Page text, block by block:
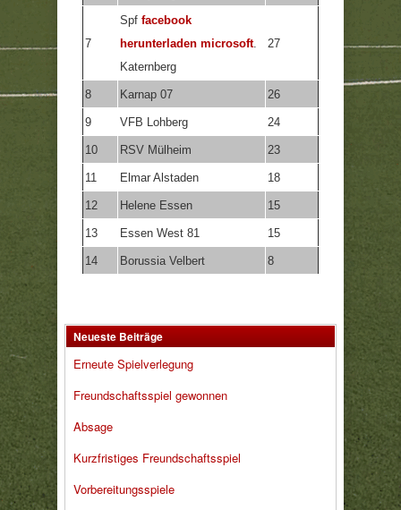
7
Spf facebook
herunterladen microsoft.
Katernberg
27
8 Karnap 07 26
9 VFB Lohberg 24
10 RSV Mülheim 23
11 Elmar Alstaden 18
12 Helene Essen 15
13 Essen West 81 15
14 Borussia Velbert 8
Neueste Beiträge
Erneute Spielverlegung
Freundschaftsspiel gewonnen
Absage
Kurzfristiges Freundschaftsspiel
Vorbereitungsspiele